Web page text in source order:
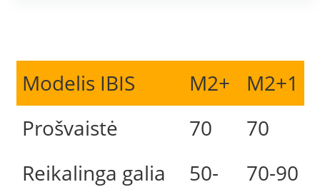
Modelis IBIS M2+
M2+1
Prošvaistė
70
70
Reikalinga galia
50- 70-90